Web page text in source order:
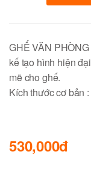
GHẾ VĂN
kế tạo hình hiện
mẽ cho ghế.
Kích thước cơ bản
530,000đ